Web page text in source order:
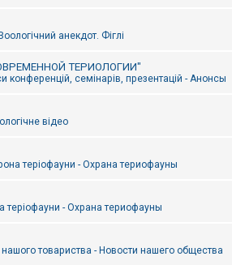
анекдот. Фіглі
ТЕРИОЛОГИИ"
конференцій, семінарів, презентацій - Анонсы
відео
теріофауни - Охрана териофауны
теріофауни - Охрана териофауны
товариства - Новости нашего общества